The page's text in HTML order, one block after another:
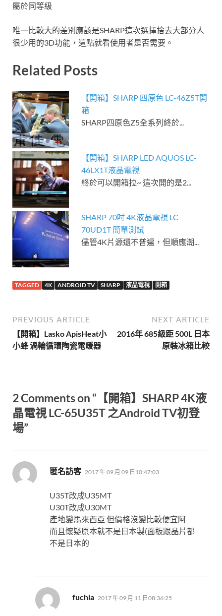
屬於同等級
唯一比較大的差別應該是SHARP這次選擇捨去大部分人
很少用的3D功能，這點就看使用者是否需要。
Related Posts
【開箱】SHARP 四原色 LC-46Z5T開
箱
SHARP四原色Z5全系列終於...
【開箱】SHARP LED AQUOS LC-
46LX1T液晶電視
終於可以開箱拉~ 這次開的是2...
SHARP 70吋 4K液晶電視 LC-
70UD1T 簡單測試
儘管4K片源還不普遍，但順應潮...
TAGGED 4K ANDROID TV SHARP 液晶電視 開箱
PREVIOUS ARTICLE
【開箱】Lasko ApisHeat小
小蜂 渦輪循環陶瓷電暖器
NEXT ARTICLE
2016年 685級距 500L 日本
原裝冰箱比較
2 Comments on “【開箱】SHARP 4K液
晶電視 LC-65U35T 之Android TV初登
場”
匿名訪客 表
示:
2017 年 09 月 09 日10:47:03
U35T改成U35MT
U30T改成U30MT
產地變馬來西亞 但價格沒變比較便宜阿
而且懷疑原本就不是日本製(面板跟晶片都
不是日本的
fuchia 表
示:
2017 年 09 月 11 日08:36:25